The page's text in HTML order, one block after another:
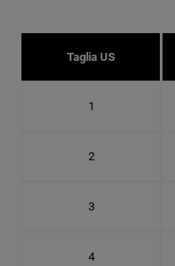
Taglia US
1
2
3
4